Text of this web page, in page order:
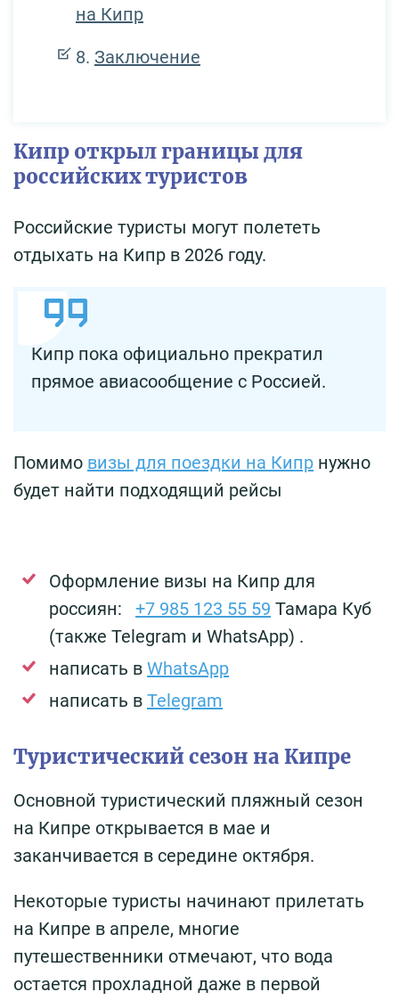
на Кипр
Заключение
Кипр открыл границы для
российских туристов
Российские туристы могут полететь
отдыхать на Кипр в 2026 году.
Кипр пока официально прекратил
прямое авиасообщение с Россией.
Помимо визы для поездки на Кипр нужно
будет найти подходящий рейсы
Оформление визы на Кипр для
россиян: +7 985 123 55 59 Тамара Куб
(также Telegram и WhatsApp) .
написать в WhatsApp
написать в Telegram
Туристический сезон на Кипре
Основной туристический пляжный сезон
на Кипре открывается в мае и
заканчивается в середине октября.
Некоторые туристы начинают прилетать
на Кипре в апреле, многие
путешественники отмечают, что вода
остается прохладной даже в первой